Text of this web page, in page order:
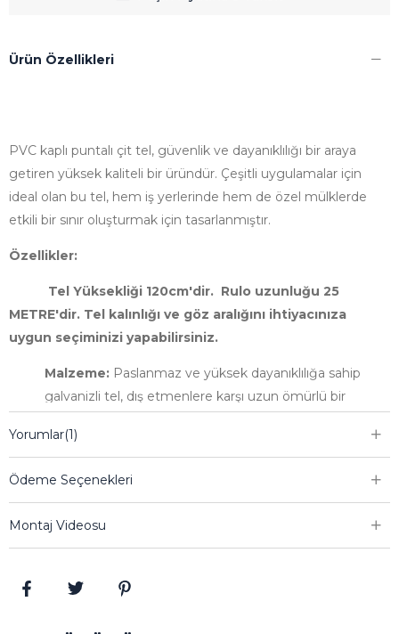
Ürün Özellikleri
PVC kaplı puntalı çit tel, güvenlik ve dayanıklılığı bir araya
getiren yüksek kaliteli bir üründür. Çeşitli uygulamalar için
ideal olan bu tel, hem iş yerlerinde hem de özel mülklerde
etkili bir sınır oluşturmak için tasarlanmıştır.
Özellikler:
Tel Yüksekliği 120cm'dir. Rulo uzunluğu 25
METRE'dir. Tel kalınlığı ve göz aralığını ihtiyacınıza
uygun seçiminizi yapabilirsiniz.
Malzeme: Paslanmaz ve yüksek dayanıklılığa sahip
galvanizli tel, dış etmenlere karşı uzun ömürlü bir
Kaplama:
süre rengini korumasını sağlar.
telin yerinde sabitlenmesini sağlar ve güvenilir bir
Yükseklik ve Genişlik Seçenekleri:
Yorumlar(1)
Ödeme Seçenekleri
Montaj Videosu